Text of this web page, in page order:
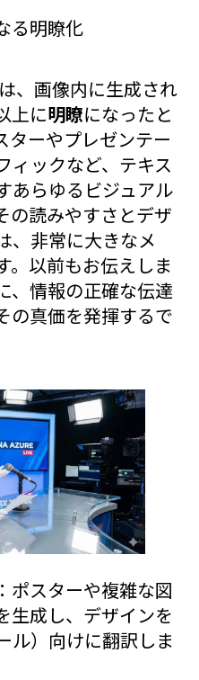
る明瞭化
、画像内に生成され
上に明瞭になったと
ターやプレゼンテー
ィックなど、テキス
あらゆるビジュアル
の読みやすさとデザ
、非常に大きなメ
。以前もお伝えしま
、情報の正確な伝達
の真価を発揮するで
ポスターや複雑な図
生成し、デザインを
ル）向けに翻訳しま